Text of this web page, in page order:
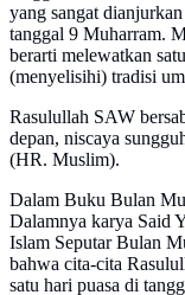
yang sangat
tanggal 9 Muharram.
berarti melewatkan
(menyelisihi) tradisi
Rasulullah SAW
depan, niscaya
(HR. Muslim).
Dalam Buku Bulan
Dalamnya karya Said
Islam Seputar Bulan
bahwa cita-cita
satu hari puasa di